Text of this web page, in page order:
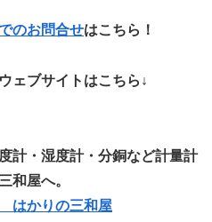
のお問合せはこちら！
ェブサイトはこちら↓
計・湿度計・分銅など計量計
和屋へ。
かりの三和屋